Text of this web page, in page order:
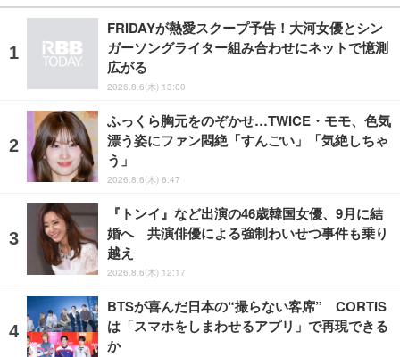
FRIDAYが熱愛スクープ予告！大河女優とシン
ガーソングライター組み合わせにネットで憶測
広がる
2026.8.6(木) 13:00
ふっくら胸元をのぞかせ…TWICE・モモ、色気
漂う姿にファン悶絶「すんごい」「気絶しちゃ
う」
2026.8.6(木) 6:47
『トンイ』など出演の46歳韓国女優、9月に結
婚へ 共演俳優による強制わいせつ事件も乗り
越え
2026.8.6(木) 12:17
BTSが喜んだ日本の“撮らない客席” CORTIS
は「スマホをしまわせるアプリ」で再現できる
か